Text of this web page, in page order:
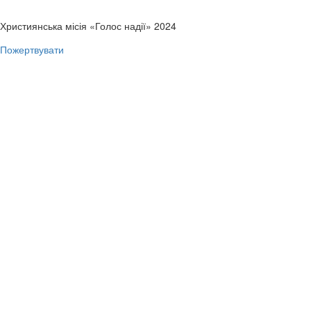
Християнська місія «Голос надії» 2024
Пожертвувати